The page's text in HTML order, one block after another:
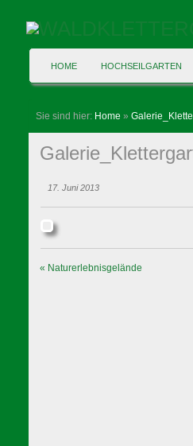
HOME HOCHSEILGARTEN
Sie sind hier: Home »
17. Juni 2013
« Naturerlebnisgelände